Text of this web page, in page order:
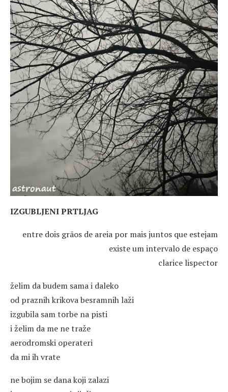
IZGUBLJENI PRTLJAG
entre dois grãos de areia por mais juntos que estejam
existe um intervalo de espaço
clarice lispector
želim da budem sama i daleko
od praznih krikova besramnih laži
izgubila sam torbe na pisti
i želim da me ne traže
aerodromski operateri
da mi ih vrate
ne bojim se dana koji zalazi